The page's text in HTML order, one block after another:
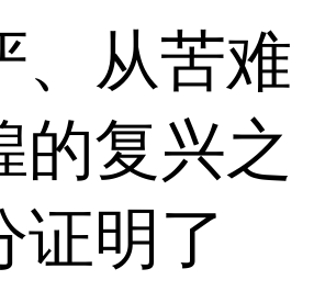
、从苦难
的复兴之
证明了